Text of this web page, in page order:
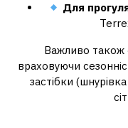
Для
Важливо також
враховуючи
застібки